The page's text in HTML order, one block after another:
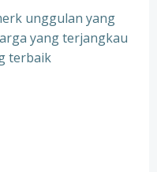
unggulan yang
yang terjangkau
terbaik